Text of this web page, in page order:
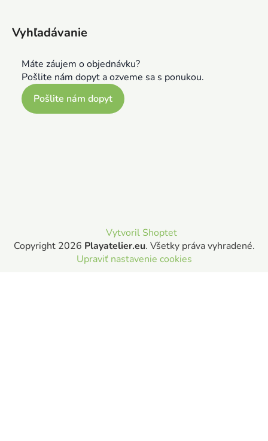
Vyhľadávanie
Máte záujem o objednávku?
Pošlite nám dopyt a ozveme sa s ponukou.
Pošlite nám dopyt
Vytvoril Shoptet
Copyright 2026 Playatelier.eu. Všetky práva vyhradené.
Upraviť nastavenie cookies